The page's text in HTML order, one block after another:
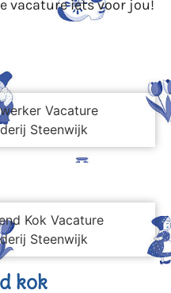
vacature iets voor jou!
kok